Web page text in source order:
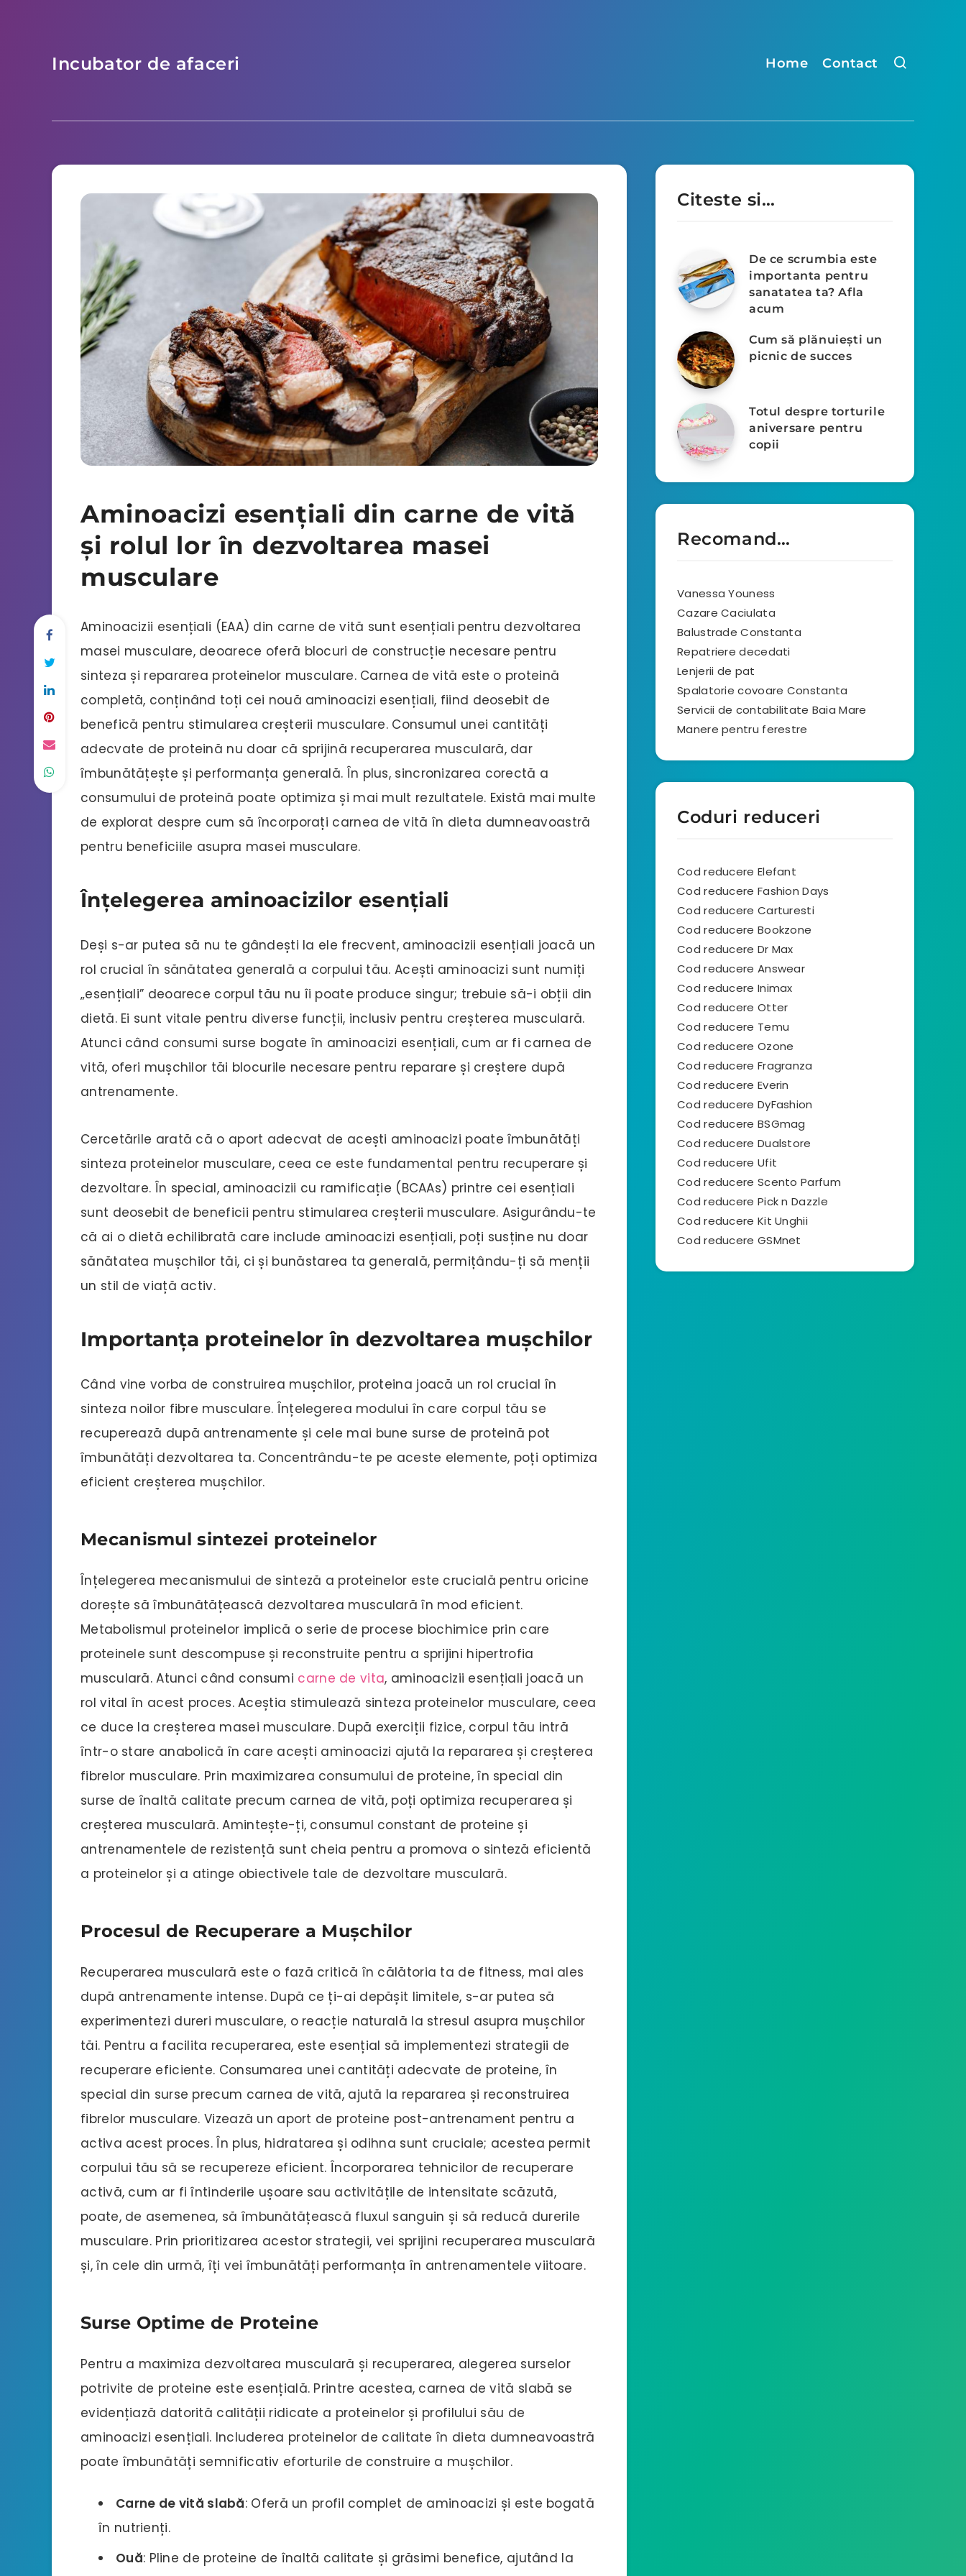
Incubator de afaceri Home Contact
Aminoacizi esențiali din carne de vită
și rolul lor în dezvoltarea masei
musculare
Aminoacizii esențiali (EAA) din carne de vită sunt esențiali pentru dezvoltarea
masei musculare, deoarece oferă blocuri de construcție necesare pentru
sinteza și repararea proteinelor musculare. Carnea de vită este o proteină
completă, conținând toți cei nouă aminoacizi esențiali, fiind deosebit de
benefică pentru stimularea creșterii musculare. Consumul unei cantități
adecvate de proteină nu doar că sprijină recuperarea musculară, dar
îmbunătățește și performanța generală. În plus, sincronizarea corectă a
consumului de proteină poate optimiza și mai mult rezultatele. Există mai multe
de explorat despre cum să încorporați carnea de vită în dieta dumneavoastră
pentru beneficiile asupra masei musculare.
Înțelegerea aminoacizilor esențiali
Deși s-ar putea să nu te gândești la ele frecvent, aminoacizii esențiali joacă un
rol crucial în sănătatea generală a corpului tău. Acești aminoacizi sunt numiți
„esențiali” deoarece corpul tău nu îi poate produce singur; trebuie să-i obții din
dietă. Ei sunt vitale pentru diverse funcții, inclusiv pentru creșterea musculară.
Atunci când consumi surse bogate în aminoacizi esențiali, cum ar fi carnea de
vită, oferi mușchilor tăi blocurile necesare pentru reparare și creștere după
antrenamente.
Cercetările arată că o aport adecvat de acești aminoacizi poate îmbunătăți
sinteza proteinelor musculare, ceea ce este fundamental pentru recuperare și
dezvoltare. În special, aminoacizii cu ramificație (BCAAs) printre cei esențiali
sunt deosebit de beneficii pentru stimularea creșterii musculare. Asigurându-te
că ai o dietă echilibrată care include aminoacizi esențiali, poți susține nu doar
sănătatea mușchilor tăi, ci și bunăstarea ta generală, permițându-ți să menții
un stil de viață activ.
Importanța proteinelor în dezvoltarea mușchilor
Când vine vorba de construirea mușchilor, proteina joacă un rol crucial în
sinteza noilor fibre musculare. Înțelegerea modului în care corpul tău se
recuperează după antrenamente și cele mai bune surse de proteină pot
îmbunătăți dezvoltarea ta. Concentrându-te pe aceste elemente, poți optimiza
eficient creșterea mușchilor.
Mecanismul sintezei proteinelor
Înțelegerea mecanismului de sinteză a proteinelor este crucială pentru oricine
dorește să îmbunătățească dezvoltarea musculară în mod eficient.
Metabolismul proteinelor implică o serie de procese biochimice prin care
proteinele sunt descompuse și reconstruite pentru a sprijini hipertrofia
musculară. Atunci când consumi carne de vita, aminoacizii esențiali joacă un
rol vital în acest proces. Aceștia stimulează sinteza proteinelor musculare, ceea
ce duce la creșterea masei musculare. După exerciții fizice, corpul tău intră
într-o stare anabolică în care acești aminoacizi ajută la repararea și creșterea
fibrelor musculare. Prin maximizarea consumului de proteine, în special din
surse de înaltă calitate precum carnea de vită, poți optimiza recuperarea și
creșterea musculară. Amintește-ți, consumul constant de proteine și
antrenamentele de rezistență sunt cheia pentru a promova o sinteză eficientă
a proteinelor și a atinge obiectivele tale de dezvoltare musculară.
Procesul de Recuperare a Mușchilor
Recuperarea musculară este o fază critică în călătoria ta de fitness, mai ales
după antrenamente intense. După ce ți-ai depășit limitele, s-ar putea să
experimentezi dureri musculare, o reacție naturală la stresul asupra mușchilor
tăi. Pentru a facilita recuperarea, este esențial să implementezi strategii de
recuperare eficiente. Consumarea unei cantități adecvate de proteine, în
special din surse precum carnea de vită, ajută la repararea și reconstruirea
fibrelor musculare. Vizează un aport de proteine post-antrenament pentru a
activa acest proces. În plus, hidratarea și odihna sunt cruciale; acestea permit
corpului tău să se recupereze eficient. Încorporarea tehnicilor de recuperare
activă, cum ar fi întinderile ușoare sau activitățile de intensitate scăzută,
poate, de asemenea, să îmbunătățească fluxul sanguin și să reducă durerile
musculare. Prin prioritizarea acestor strategii, vei sprijini recuperarea musculară
și, în cele din urmă, îți vei îmbunătăți performanța în antrenamentele viitoare.
Surse Optime de Proteine
Pentru a maximiza dezvoltarea musculară și recuperarea, alegerea surselor
potrivite de proteine este esențială. Printre acestea, carnea de vită slabă se
evidențiază datorită calității ridicate a proteinelor și profilului său de
aminoacizi esențiali. Includerea proteinelor de calitate în dieta dumneavoastră
poate îmbunătăți semnificativ eforturile de construire a mușchilor.
Carne de vită slabă: Oferă un profil complet de aminoacizi și este bogată
în nutrienți.
Ouă: Pline de proteine de înaltă calitate și grăsimi benefice, ajutând la
Citeste si…
De ce scrumbia este
importanta pentru
sanatatea ta? Afla
acum
Cum să plănuiești un
picnic de succes
Totul despre torturile
aniversare pentru
copii
Recomand…
Vanessa Youness
Cazare Caciulata
Balustrade Constanta
Repatriere decedati
Lenjerii de pat
Spalatorie covoare Constanta
Servicii de contabilitate Baia Mare
Manere pentru ferestre
Coduri reduceri
Cod reducere Elefant
Cod reducere Fashion Days
Cod reducere Carturesti
Cod reducere Bookzone
Cod reducere Dr Max
Cod reducere Answear
Cod reducere Inimax
Cod reducere Otter
Cod reducere Temu
Cod reducere Ozone
Cod reducere Fragranza
Cod reducere Everin
Cod reducere DyFashion
Cod reducere BSGmag
Cod reducere Dualstore
Cod reducere Ufit
Cod reducere Scento Parfum
Cod reducere Pick n Dazzle
Cod reducere Kit Unghii
Cod reducere GSMnet